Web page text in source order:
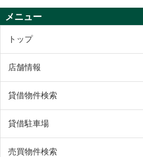
メニュー
トップ
店舗情報
貸借物件検索
貸借駐車場
売買物件検索